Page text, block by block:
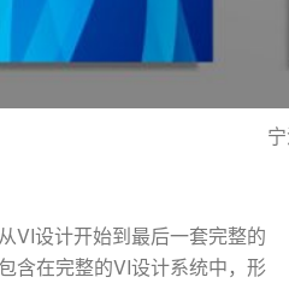
VI设计开始到最后一套完整的
含在完整的VI设计系统中，形